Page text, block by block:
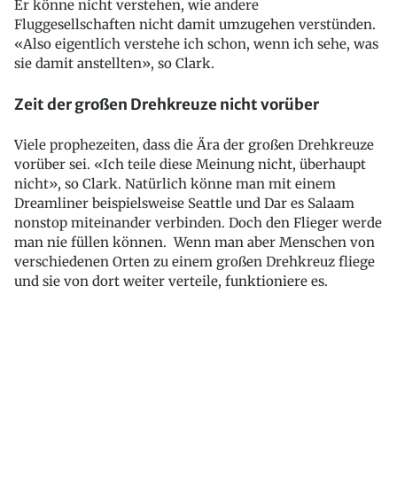
Er könne nicht verstehen, wie andere
Fluggesellschaften nicht damit umzugehen verstünden.
«Also eigentlich verstehe ich schon, wenn ich sehe, was
sie damit anstellten», so Clark.
Zeit der großen Drehkreuze nicht vorüber
Viele prophezeiten, dass die Ära der großen Drehkreuze
vorüber sei. «Ich teile diese Meinung nicht, überhaupt
nicht», so Clark. Natürlich könne man mit einem
Dreamliner beispielsweise Seattle und Dar es Salaam
nonstop miteinander verbinden. Doch den Flieger werde
man nie füllen können. Wenn man aber Menschen von
verschiedenen Orten zu einem großen Drehkreuz fliege
und sie von dort weiter verteile, funktioniere es.